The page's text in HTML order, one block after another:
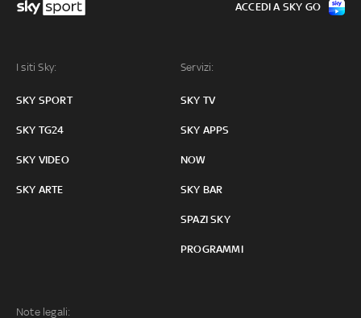
I siti Sky:
SKY SPORT
SKY TG24
SKY VIDEO
SKY ARTE
Servizi:
SKY TV
SKY APPS
NOW
SKY BAR
SPAZI SKY
PROGRAMMI
Note legali:
ACCEDI A SKY GO